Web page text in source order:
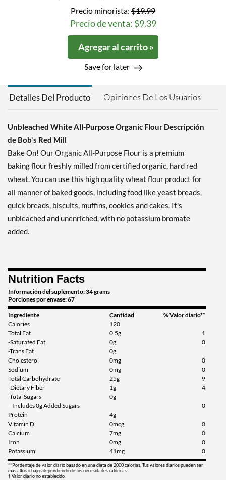
Precio minorista: $19.99
Precio de venta: $9.39
Agregar al carrito »
Save for later
Detalles Del Producto Opiniones De Los Usuarios
Unbleached White All-Purpose Organic Flour Descripción
de Bob's Red Mill
Bake On! Our Organic All-Purpose Flour is a premium
baking flour freshly milled from certified organic, hard red
wheat. You can use this high quality wheat flour product for
all manner of baked goods, including food like yeast breads,
quick breads, biscuits, muffins, cookies and cakes. It's
unbleached and unenriched, with no potassium bromate
added.
Nutrition Facts
Información del suplemento: 34 grams
Porciones por envase: 67
Ingrediente Cantidad
% Valor diario**
Calories
120
Total Fat
0.5g
1
-Saturated Fat
0g
0
-Trans Fat
0g
Cholesterol
0mg
0
Sodium
0mg
0
Total Carbohydrate
25g
9
-Dietary Fiber
1g
4
-Total Sugars
0g
--Includes 0g Added Sugars
0
Protein
4g
Vitamin D
0mcg
0
Calcium
7mg
0
Iron
0mg
0
Potassium
41mg 0
**Pordentaje de valor diario basado en una dieta de 2000 calorias. Tus valores diarios pueden ser
más altos o bajos dependiendo de tus necesidades calóricas.
† Valor diario no establecido.